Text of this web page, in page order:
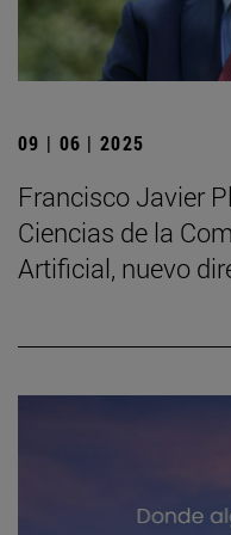
09 | 06 | 2025
Francisco Javier
Ciencias de la
Artificial, nuevo